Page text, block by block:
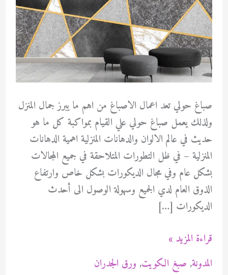
صباغ حولي تعد اعمال الاصباغ من اهم ما يبرز جمال المنزل
ولذلك يعمل صباغ حولي علي القيام بمواكبة كل ما هو
حديث في عالم الالوان والدهانات المنزلية اهمية الدهانات
المنزلية – في ظل التطورات المتلاحقة في جميع المجالات
بشكل عام وفي مجال الديكورات بشكل خاص وارتفاع
الذوق العام لدي الجميع وسهولة الوصول الى أحدث
الديكورات […]
صباغ
حولي
قراءة المزيد »
المدونة, صبغ الكويت, ورق الجدران